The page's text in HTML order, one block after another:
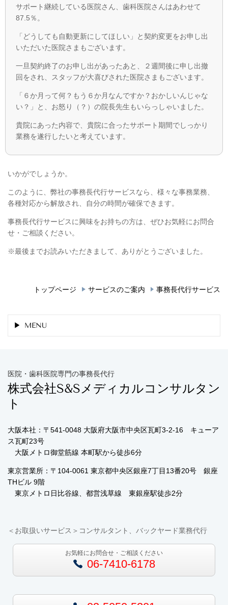
サポート継続している医院さん、歯科医院さんはあわせて
87.5％。
「どうしても自動更新にしてほしい」と契約変更をお申し出
いただいた医院さまもございます。
一旦契約終了のお申し出があったあと、２週間後に申し出撤
回をされ、スタッフが大喜びされた医院さまもございます。
「６か月って何？もう６か月なんですか？おかしいんじゃな
い？」と、お怒り（？）の院長先生もいらっしゃいました。
貴院にあった内容で、貴院に合ったサポート期間でしっかり
業務を遂行したいと考えています。
いかがでしょうか。
このように、弊社の事務長代行サービスなら、様々な事務業務、
各種対応から解放され、自分の時間が確保できます。
事務長代行サービスに興味をお持ちの方は、ぜひお気軽にお問合
せ・ご相談ください。
※最後までお読みいただきまして、ありがとうございました。
トップページ サービスのご案内 事務長代行サービス
MENU
医院・歯科医院専門の事務長代行
株式会社S&Sメディカルコンサルタン
ト
大阪本社：〒541-0048 大阪府大阪市中央区瓦町3-2-16 キューア
ス瓦町23号
大阪メトロ御堂筋線 本町駅から徒歩6分
東京営業所：〒104-0061 東京都中央区銀座7丁目13番20号 銀座
THビル 9階
東京メトロ日比谷線、都営浅草線 東銀座駅徒歩2分
＜お取扱いサービス＞ コンサルタント、バックヤード業務代行
お気軽にお問合せ・ご相談ください
06-7410-6178